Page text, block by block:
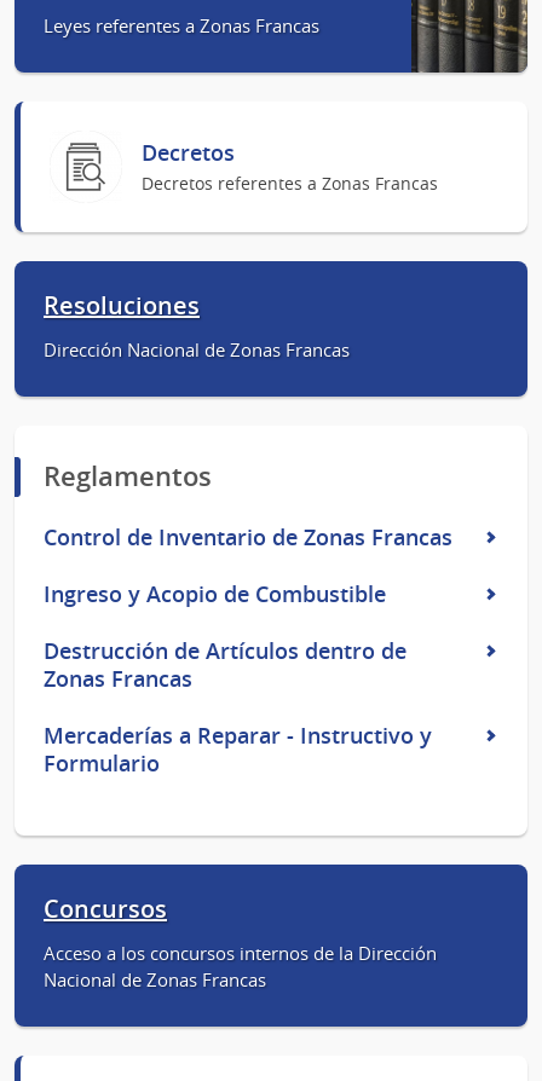
Leyes referentes a Zonas Francas
Decretos
Decretos referentes a Zonas Francas
Resoluciones
Dirección Nacional de Zonas Francas
Reglamentos
Control de Inventario de Zonas Francas
Ingreso y Acopio de Combustible
Destrucción de Artículos dentro de
Zonas Francas
Mercaderías a Reparar - Instructivo y
Formulario
Concursos
Acceso a los concursos internos de la Dirección
Nacional de Zonas Francas